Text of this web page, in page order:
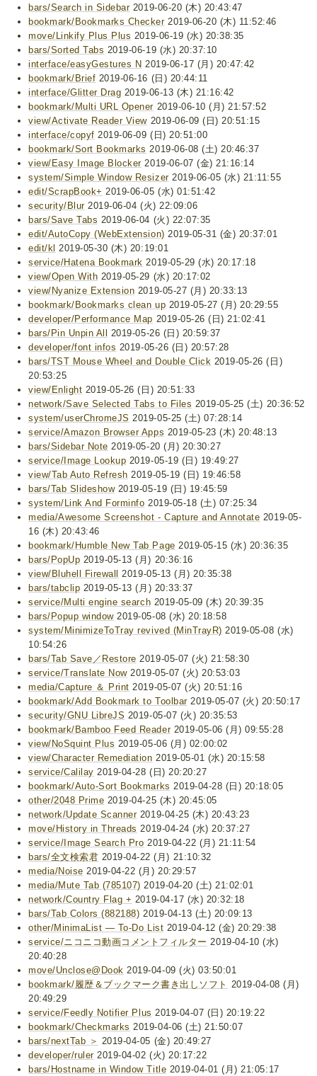
bars/Search in Sidebar2019-06-20 (木) 20:43:47
bookmark/Bookmarks Checker2019-06-20 (木) 11:52:46
move/Linkify Plus Plus 2019-06-19 (水) 20:38:35
bars/Sorted Tabs 2019-06-19 (水) 20:37:10
interface/easyGestures N 2019-06-17 (月) 20:47:42
bookmark/Brief 2019-06-16 (日) 20:44:11
interface/Glitter Drag 2019-06-13 (木) 21:16:42
bookmark/Multi URL Opener 2019-06-10 (月) 21:57:52
view/Activate Reader View 2019-06-09 (日) 20:51:15
interface/copyf 2019-06-09 (日) 20:51:00
bookmark/Sort Bookmarks 2019-06-08 (土) 20:46:37
view/Easy Image Blocker2019-06-07 (金) 21:16:14
system/Simple Window Resizer2019-06-05 (水) 21:11:55
edit/ScrapBook+ 2019-06-05 (水) 01:51:42
security/Blur2019-06-04 (火) 22:09:06
bars/Save Tabs 2019-06-04 (火) 22:07:35
edit/AutoCopy (WebExtension) 2019-05-31 (金) 20:37:01
edit/kl 2019-05-30 (木) 20:19:01
service/Hatena Bookmark 2019-05-29 (水) 20:17:18
view/Open With 2019-05-29 (水) 20:17:02
view/Nyanize Extension 2019-05-27 (月) 20:33:13
bookmark/Bookmarks clean up 2019-05-27 (月) 20:29:55
developer/Performance Map 2019-05-26 (日) 21:02:41
bars/Pin Unpin All
2019-05-26 (日) 20:59:37
developer/font infos 2019-05-26 (日) 20:57:28
bars/TST Mouse Wheel and Double Click 2019-05-26 (日)
20:53:25
view/Enlight 2019-05-26 (日) 20:51:33
network/Save Selected Tabs to Files 2019-05-25 (土) 20:36:52
system/userChromeJS 2019-05-25 (土) 07:28:14
service/Amazon Browser Apps 2019-05-23 (木) 20:48:13
bars/Sidebar Note 2019-05-20 (月) 20:30:27
service/Image Lookup 2019-05-19 (日) 19:49:27
view/Tab Auto Refresh 2019-05-19 (日) 19:46:58
bars/Tab Slideshow2019-05-19 (日) 19:45:59
system/Link And Forminfo 2019-05-18 (土) 07:25:34
media/Awesome Screenshot - Capture and Annotate 2019-05-
16 (木) 20:43:46
bookmark/Humble New Tab Page 2019-05-15 (水) 20:36:35
bars/PopUp 2019-05-13 (月) 20:36:16
view/Bluhell Firewall
2019-05-13 (月) 20:35:38
bars/tabclip 2019-05-13 (月) 20:33:37
service/Multi engine search 2019-05-09 (木) 20:39:35
bars/Popup window2019-05-08 (水) 20:18:58
system/MinimizeToTray revived (MinTrayR) 2019-05-08 (水)
10:54:26
bars/Tab Save／Restore 2019-05-07 (火) 21:58:30
service/Translate Now2019-05-07 (火) 20:53:03
media/Capture ＆ Print 2019-05-07 (火) 20:51:16
bookmark/Add Bookmark to Toolbar2019-05-07 (火) 20:50:17
security/GNU LibreJS 2019-05-07 (火) 20:35:53
bookmark/Bamboo Feed Reader2019-05-06 (月) 09:55:28
view/NoSquint Plus 2019-05-06 (月) 02:00:02
view/Character Remediation 2019-05-01 (水) 20:15:58
service/Calilay 2019-04-28 (日) 20:20:27
bookmark/Auto-Sort Bookmarks 2019-04-28 (日) 20:18:05
other/2048 Prime 2019-04-25 (木) 20:45:05
network/Update Scanner2019-04-25 (木) 20:43:23
move/History in Threads 2019-04-24 (水) 20:37:27
service/Image Search Pro 2019-04-22 (月) 21:11:54
bars/全文検索君 2019-04-22 (月) 21:10:32
media/Noise 2019-04-22 (月) 20:29:57
media/Mute Tab (785107) 2019-04-20 (土) 21:02:01
network/Country Flag + 2019-04-17 (水) 20:32:18
bars/Tab Colors (882188) 2019-04-13 (土) 20:09:13
other/MinimaList ― To-Do List 2019-04-12 (金) 20:29:38
service/ニコニコ動画コメントフィルター 2019-04-10 (水)
20:40:28
move/Unclose@Dook 2019-04-09 (火) 03:50:01
bookmark/履歴＆ブックマーク書き出しソフト 2019-04-08 (月)
20:49:29
service/Feedly Notifier Plus 2019-04-07 (日) 20:19:22
bookmark/Checkmarks 2019-04-06 (土) 21:50:07
bars/nextTab ＞ 2019-04-05 (金) 20:49:27
developer/ruler2019-04-02 (火) 20:17:22
bars/Hostname in Window Title 2019-04-01 (月) 21:05:17